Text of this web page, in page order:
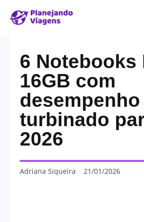
6 Notebooks
16GB com
desempenho
turbinado
2026
Adriana Siqueira 21/01/2026